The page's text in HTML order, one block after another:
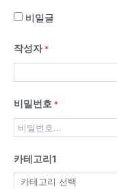
비밀글
작성자 *
비밀번호 *
카테고리1